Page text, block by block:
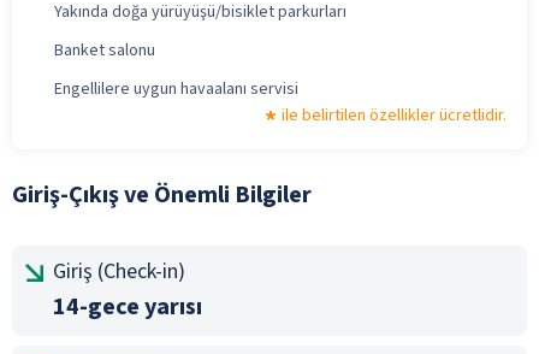
Yakında doğa yürüyüşü/bisiklet parkurları
Banket salonu
Engellilere uygun havaalanı servisi
ile belirtilen özellikler ücretlidir.
Giriş-Çıkış ve Önemli Bilgiler
Giriş (Check-in)
14-gece yarısı